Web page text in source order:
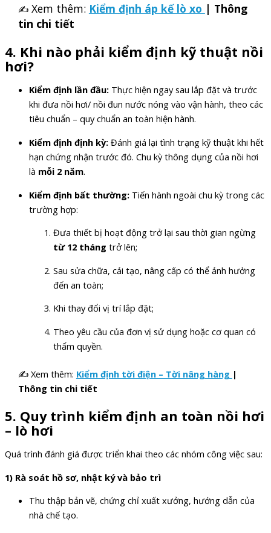
✍Xem thêm: Kiểm định áp kế lò xo | Thông
tin chi tiết
4. Khi nào phải kiểm định kỹ thuật nồi
hơi?
Kiểm định lần đầu: Thực hiện ngay sau lắp đặt và trước
khi đưa nồi hơi/ nồi đun nước nóng vào vận hành, theo các
tiêu chuẩn – quy chuẩn an toàn hiện hành.
Kiểm định định kỳ: Đánh giá lại tình trạng kỹ thuật khi hết
hạn chứng nhận trước đó. Chu kỳ thông dụng của nồi hơi
là mỗi 2 năm.
Kiểm định bất thường: Tiến hành ngoài chu kỳ trong các
trường hợp:
Đưa thiết bị hoạt động trở lại sau thời gian ngừng
từ 12 tháng trở lên;
Sau sửa chữa, cải tạo, nâng cấp có thể ảnh hưởng
đến an toàn;
Khi thay đổi vị trí lắp đặt;
Theo yêu cầu của đơn vị sử dụng hoặc cơ quan có
thẩm quyền.
✍ Xem thêm: Kiểm định tời điện – Tời nâng hàng |
Thông tin chi tiết
5. Quy trình kiểm định an toàn nồi hơi
– lò hơi
Quá trình đánh giá được triển khai theo các nhóm công việc sau:
1) Rà soát hồ sơ, nhật ký và bảo trì
Thu thập bản vẽ, chứng chỉ xuất xưởng, hướng dẫn của
nhà chế tạo.